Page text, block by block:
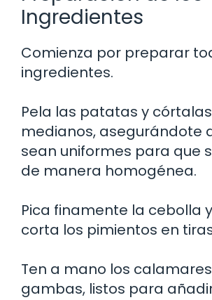
Ingredientes
Comienza por preparar
ingredientes.
Pela las patatas y
medianos, asegurándote
sean uniformes para que
de manera homogénea.
Pica finamente la cebolla
corta los pimientos en
Ten a mano los
gambas, listos para